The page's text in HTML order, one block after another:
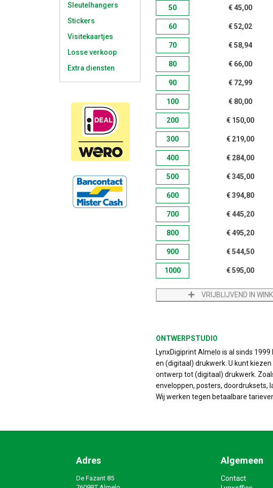
Sleutelhangers
Stickers
Visitekaartjes
Losse verkoop
Extra diensten
50 € 45,00
60 € 52,02
70 € 58,94
80 € 66,00
90 € 72,99
100 € 80,00
200 € 150,00
300 € 219,00
400 € 284,00
500 € 345,00
600 € 394,80
700 € 445,20
800 € 495,20
900 € 544,50
1000 € 595,00
VRIJBLIJVEND IN
ONTWERPSTUDIO
LynxDigiprint Almelo is al sinds
en (digitaal) drukwerk. U kunt
ontwerp tot (digitaal) drukwerk.
enveloppen, posters, doordruksets,
Wij werken tegen betaalbare
Adres
De Fazant 85
Algemeen
Contact